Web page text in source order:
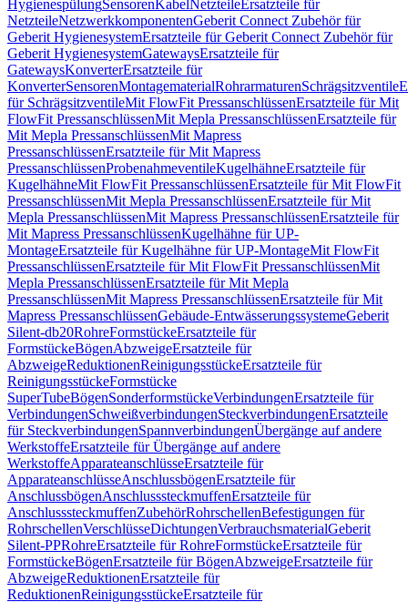
HygienespülungSensorenKabelNetzteileErsatzteile für
NetzteileNetzwerkkomponentenGeberit Connect Zubehör für
Geberit HygienesystemErsatzteile für Geberit Connect Zubehör für
Geberit HygienesystemGatewaysErsatzteile für
GatewaysKonverterErsatzteile für
KonverterSensorenMontagematerialRohrarmaturenSchrägsitzventile
für SchrägsitzventileMit FlowFit PressanschlüssenErsatzteile für Mit
FlowFit PressanschlüssenMit Mepla PressanschlüssenErsatzteile für
Mit Mepla PressanschlüssenMit Mapress
PressanschlüssenErsatzteile für Mit Mapress
PressanschlüssenProbenahmeventileKugelhähneErsatzteile für
KugelhähneMit FlowFit PressanschlüssenErsatzteile für Mit FlowFit
PressanschlüssenMit Mepla PressanschlüssenErsatzteile für Mit
Mepla PressanschlüssenMit Mapress PressanschlüssenErsatzteile für
Mit Mapress PressanschlüssenKugelhähne für UP-
MontageErsatzteile für Kugelhähne für UP-MontageMit FlowFit
PressanschlüssenErsatzteile für Mit FlowFit PressanschlüssenMit
Mepla PressanschlüssenErsatzteile für Mit Mepla
PressanschlüssenMit Mapress PressanschlüssenErsatzteile für Mit
Mapress PressanschlüssenGebäude-EntwässerungssystemeGeberit
Silent-db20RohreFormstückeErsatzteile für
FormstückeBögenAbzweigeErsatzteile für
AbzweigeReduktionenReinigungsstückeErsatzteile für
ReinigungsstückeFormstücke
SuperTubeBögenSonderformstückeVerbindungenErsatzteile für
VerbindungenSchweißverbindungenSteckverbindungenErsatzteile
für SteckverbindungenSpannverbindungenÜbergänge auf andere
WerkstoffeErsatzteile für Übergänge auf andere
WerkstoffeApparateanschlüsseErsatzteile für
ApparateanschlüsseAnschlussbögenErsatzteile für
AnschlussbögenAnschlusssteckmuffenErsatzteile für
AnschlusssteckmuffenZubehörRohrschellenBefestigungen für
RohrschellenVerschlüsseDichtungenVerbrauchsmaterialGeberit
Silent-PPRohreErsatzteile für RohreFormstückeErsatzteile für
FormstückeBögenErsatzteile für BögenAbzweigeErsatzteile für
AbzweigeReduktionenErsatzteile für
ReduktionenReinigungsstückeErsatzteile für